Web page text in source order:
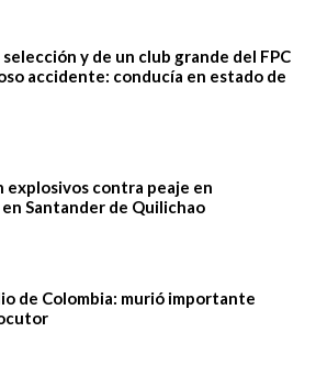
y de un club grande del FPC
accidente: conducía en estado de
contra peaje en
Santander de Quilichao
de Colombia: murió importante